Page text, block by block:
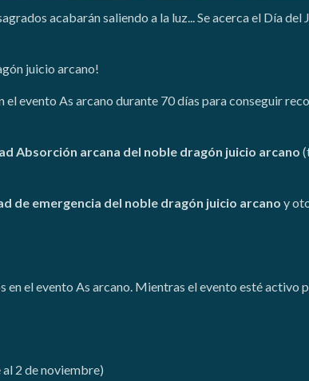
acabarán saliendo a la luz... Se acerca el Día
juicio arcano!
evento As arcano durante 70 días para conseguir
Absorción arcana del noble dragón juicio arcano
de emergencia del noble dragón juicio arcano y
el evento As arcano. Mientras el evento esté activo
2 de noviembre)